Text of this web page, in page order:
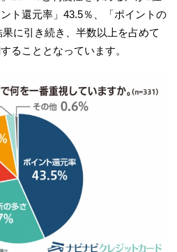
ト還元率」43.5％、「ポイントの
に引き続き、半数以上を占めて
ることとなっています。